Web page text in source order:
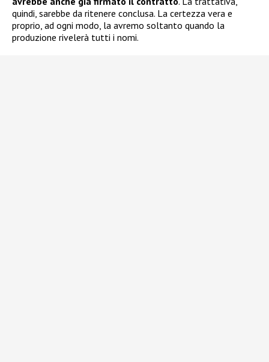
quindi, sarebbe da ritenere conclusa. La certezza vera e
proprio, ad ogni modo, la avremo soltanto quando la
produzione rivelerà tutti i nomi.